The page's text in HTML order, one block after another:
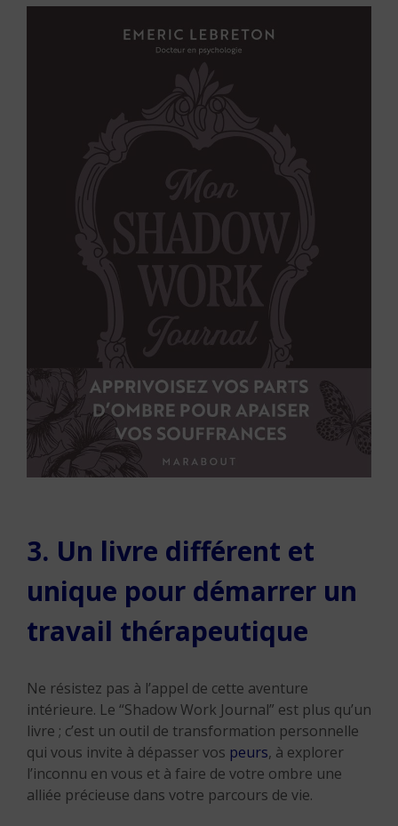
3. Un livre différent et
unique pour démarrer un
travail thérapeutique
Ne résistez pas à l’appel de cette aventure
intérieure. Le “Shadow Work Journal” est plus qu’un
livre ; c’est un outil de transformation personnelle
qui vous invite à dépasser vos peurs, à explorer
l’inconnu en vous et à faire de votre ombre une
alliée précieuse dans votre parcours de vie.